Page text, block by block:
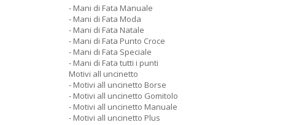
- Mani di Fata Manuale
- Mani di Fata Moda
- Mani di Fata Natale
- Mani di Fata Punto Croce
- Mani di Fata Speciale
- Mani di Fata tutti i punti
Motivi all uncinetto
- Motivi all uncinetto Borse
- Motivi all uncinetto Gomitolo
- Motivi all uncinetto Manuale
- Motivi all uncinetto Plus